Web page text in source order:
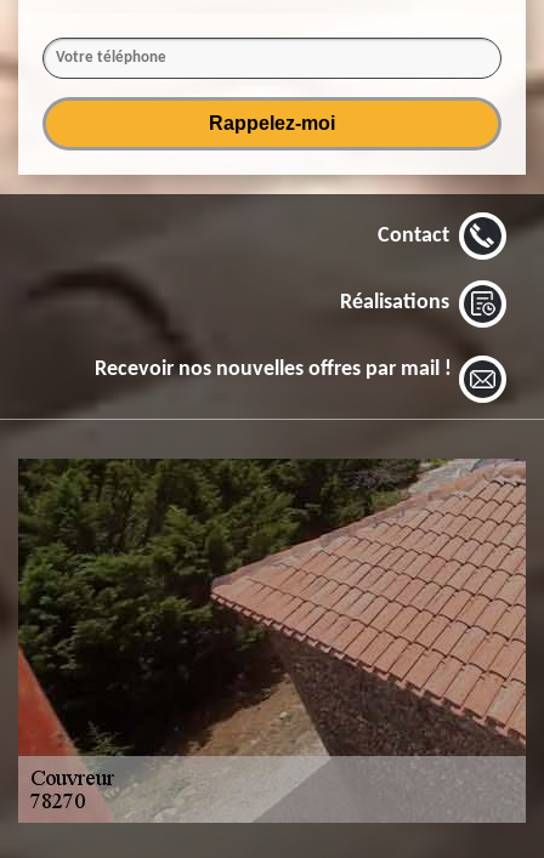
Contact
Réalisations
Recevoir nos nouvelles offres par mail !